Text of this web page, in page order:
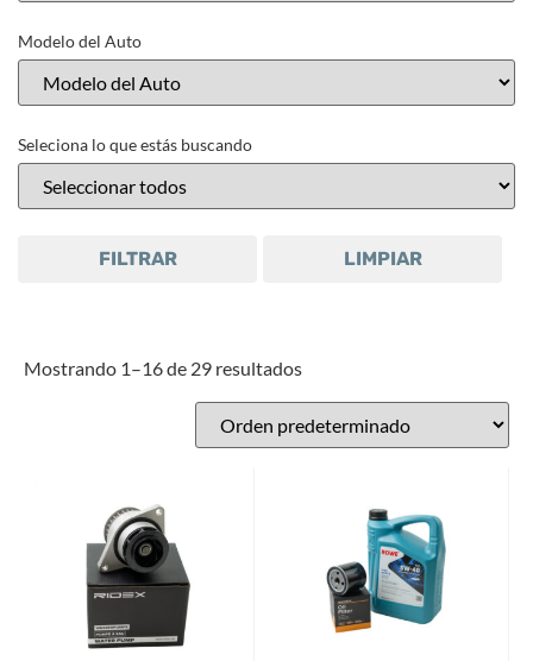
Modelo del Auto
Seleciona lo que estás buscando
FILTRAR LIMPIAR
Mostrando 1–16 de 29 resultados